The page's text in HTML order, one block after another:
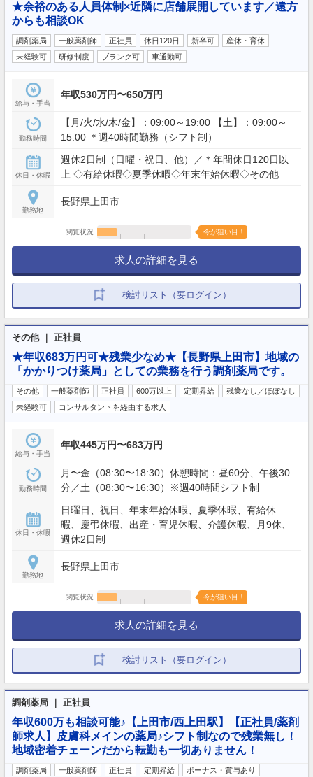
★余裕のある人員体制×近隣に店舗展開しています／遠方
からも相談OK
調剤薬局 一般薬剤師 正社員 休日120日 新卒可
産休・育休
未経験可
研修制度 ブランク可 車通勤可
給与・手当
年収530万円〜650万円
勤務時間
【月/火/水/木/金】：09:00～19:00 【土】：09:00～
15:00 ＊週40時間勤務（シフト制）
休日・休暇
週休2日制（日曜・祝日、他）／＊年間休日120日以
上 ◇有給休暇◇夏季休暇◇年末年始休暇◇その他
勤務地
長野県上田市
閲覧状況 今が狙い目！
求人の詳細を見る
検討リスト（要ログイン）
その他 ｜ 正社員
★年収683万円可★残業少なめ★【長野県上田市】地域の
「かかりつけ薬局」としての業務を行う調剤薬局です。
その他 一般薬剤師 正社員 600万以上 定期昇給
残業なし／ほぼなし
未経験可
コンサルタントを経由する求人
給与・手当
年収445万円〜683万円
勤務時間
月〜金（08:30〜18:30）休憩時間：昼60分、午後30
分／土（08:30〜16:30）※週40時間シフト制
休日・休暇
日曜日、祝日、年末年始休暇、夏季休暇、有給休
暇、慶弔休暇、出産・育児休暇、介護休暇、月9休、
週休2日制
勤務地
長野県上田市
閲覧状況 今が狙い目！
求人の詳細を見る
検討リスト（要ログイン）
調剤薬局 ｜ 正社員
年収600万も相談可能♪【上田市/西上田駅】【正社員/薬剤
師求人】皮膚科メインの薬局♪シフト制なので残業無し！
地域密着チェーンだから転勤も一切ありません！
調剤薬局 一般薬剤師 正社員 定期昇給 ボーナス・賞与あり